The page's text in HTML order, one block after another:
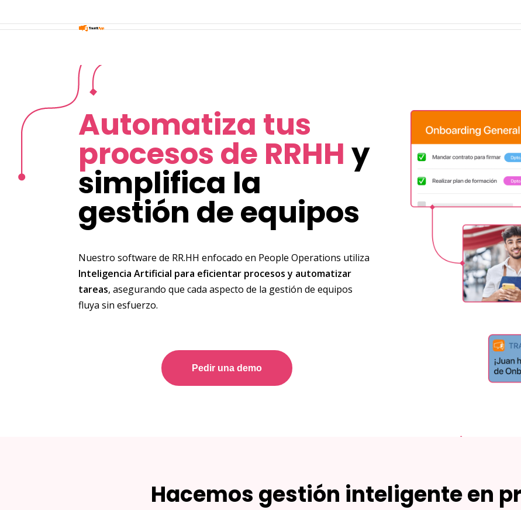
Automatiza tus
procesos de RRHH y
simplifica la
gestión de equipos
Nuestro software de RR.HH enfocado en People Operations utiliza
Inteligencia Artificial para eficientar procesos y automatizar
tareas, asegurando que cada aspecto de la gestión de equipos
fluya sin esfuerzo.
Pedir una demo
Hacemos gestión inteligente en